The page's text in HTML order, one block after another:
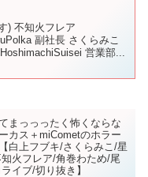
) 不知火フレア
副社長 さくらみこ
営業部...
まっっったく怖くならな
カス＋miCometのホラー
白上フブキ/さくらみこ/星
火フレア/角巻わため/尾
イブ/切り抜き】